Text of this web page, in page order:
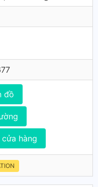
đồ
hàng